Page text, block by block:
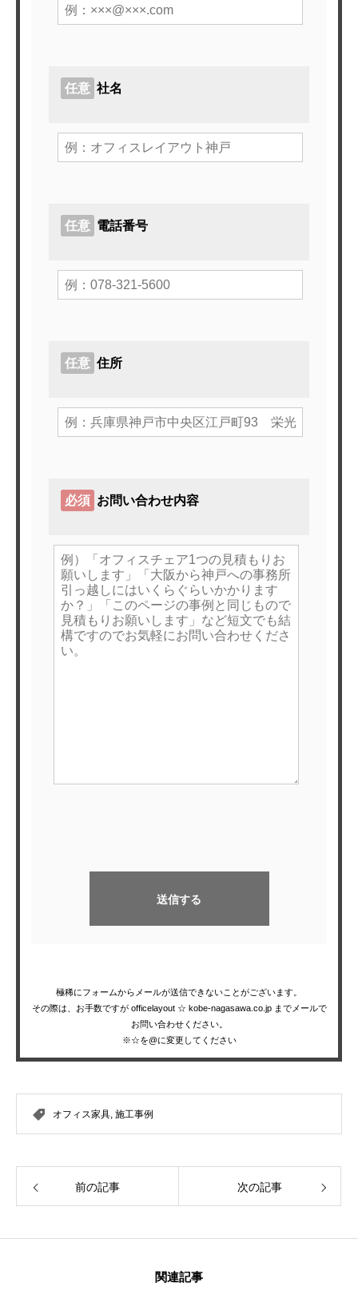
任意 社名
任意 電話番号
任意 住所
必須 お問い合わせ内容
極稀にフォームからメールが送信できないことがございます。
その際は、お手数ですが officelayout ☆ kobe-nagasawa.co.jp までメールで
お問い合わせください。
※☆を@に変更してください
オフィス家具, 施工事例
前の記事 次の記事
関連記事